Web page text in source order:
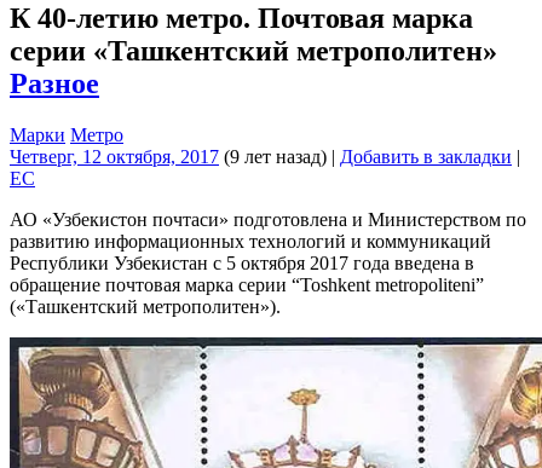
К 40-летию метро. Почтовая марка
серии «Ташкентский метрополитен»
Разное
Марки Метро
Четверг, 12 октября, 2017 (9 лет назад) | Добавить в закладки |
EC
АО «Узбекистон почтаси» подготовлена и Министерством по
развитию информационных технологий и коммуникаций
Республики Узбекистан с 5 октября 2017 года введена в
обращение почтовая марка серии “Toshkent metropoliteni”
(«Ташкентский метрополитен»).